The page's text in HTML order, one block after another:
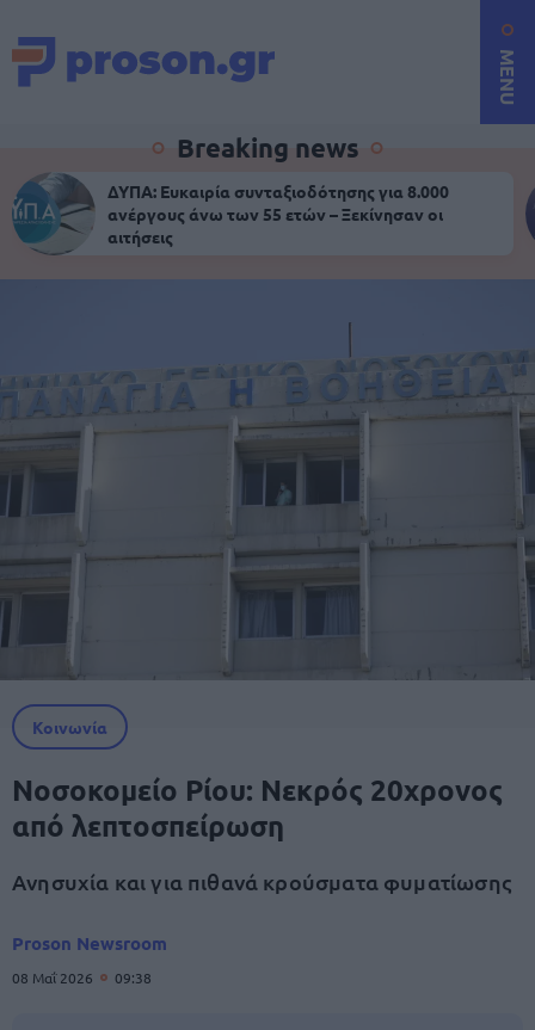
MENU
Breaking news
ΔΥΠΑ: Ευκαιρία συνταξιοδότησης για 8.000
ανέργους άνω των 55 ετών – Ξεκίνησαν οι
αιτήσεις
Κοινωνία
Νοσοκομείο Ρίου: Νεκρός 20χρονος
από λεπτοσπείρωση
Ανησυχία και για πιθανά κρούσματα φυματίωσης
Proson Newsroom
08 Μαΐ 2026 09:38